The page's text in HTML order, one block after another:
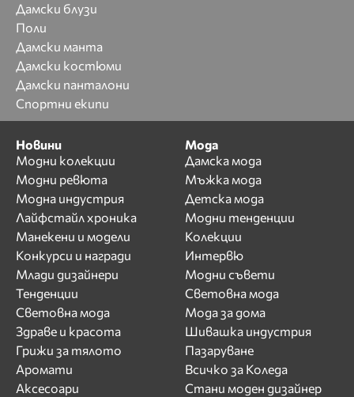
Дамски блузи
Поли
Дамски манта
Дамски костюми
Дамски панталони
Спортни екипи
Новини
Модни колекции
Модни ревюта
Модна индустрия
Лайфстайл хроника
Манекени и модели
Конкурси и награди
Млади дизайнери
Тенденции
Световна мода
Здраве и красота
Грижи за тялото
Аромати
Аксесоари
Мода
Дамска мода
Мъжка мода
Детска мода
Модни тенденции
Колекции
Интервю
Модни съвети
Световна мода
Мода за дома
Шивашка индустрия
Пазаруване
Всичко за Коледа
Стани моден дизайнер